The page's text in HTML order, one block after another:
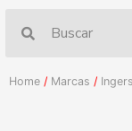
Home / Marcas /